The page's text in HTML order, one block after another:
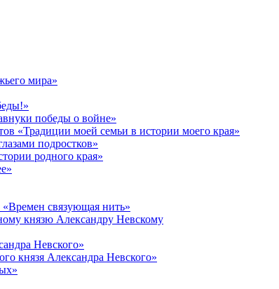
мира»
победы о войне»
«Традиции моей семьи в истории моего края»
подростков»
родного края»
связующая нить»
князю Александру Невскому
Невского»
князя Александра Невского»